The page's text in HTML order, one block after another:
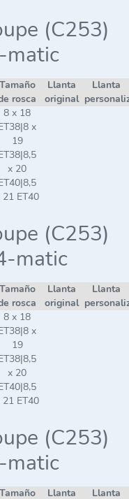
(C253)
Tamaño
rosca
Llanta
original
Llanta
8 x 18
x
19
x 20
21 ET40
(C253)
matic
Tamaño
rosca
Llanta
original
Llanta
8 x 18
x
19
x 20
21 ET40
(C253)
Tamaño Llanta Llanta